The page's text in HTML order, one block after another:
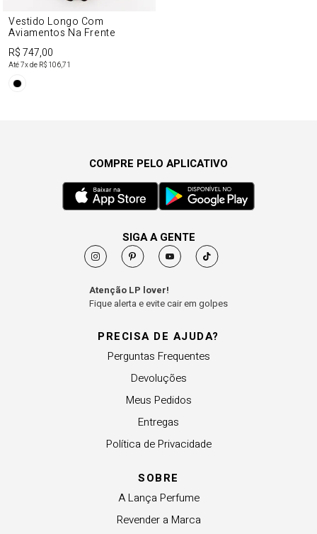
Vestido Longo Com
Aviamentos Na Frente
R$ 747,00
Até7x de R$ 106,71
PRECISA DE AJUDA?
Perguntas Frequentes
Devoluções
Meus Pedidos
Entregas
Política de Privacidade
SOBRE
A Lança Perfume
Revender a Marca
COMPRE PELO APLICATIVO
SIGA A GENTE
Atenção LP lover!
Fique alerta e evite cair em golpes